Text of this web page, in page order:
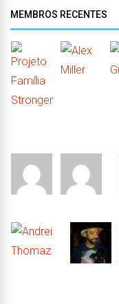
MEMBROS RECENTES